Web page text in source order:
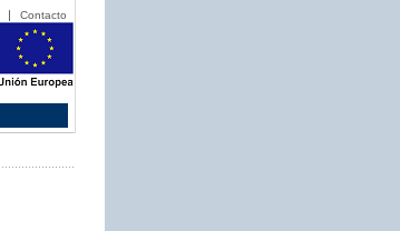
Contacto